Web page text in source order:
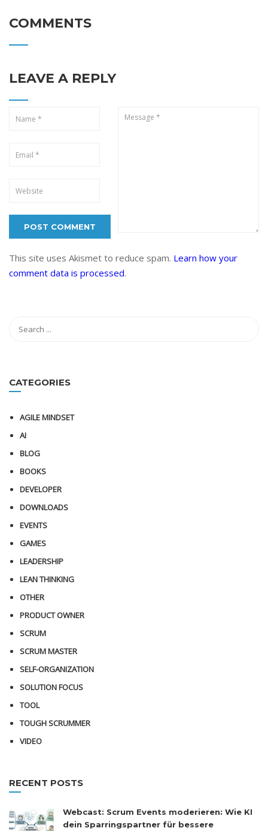
COMMENTS
LEAVE A REPLY
This site uses Akismet to reduce spam. Learn how your
comment data is processed.
CATEGORIES
AGILE MINDSET
AI
BLOG
BOOKS
DEVELOPER
DOWNLOADS
EVENTS
GAMES
LEADERSHIP
LEAN THINKING
OTHER
PRODUCT OWNER
SCRUM
SCRUM MASTER
SELF-ORGANIZATION
SOLUTION FOCUS
TOOL
TOUGH SCRUMMER
VIDEO
RECENT POSTS
Webcast: Scrum Events moderieren: Wie KI
dein Sparringspartner für bessere